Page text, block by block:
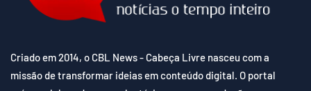
Criado em 2014, o CBL News - Cabeça Livre nasceu com a
missão de transformar ideias em conteúdo digital. O portal